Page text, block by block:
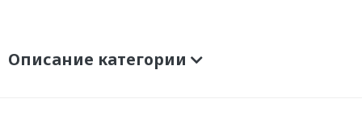
Описание категории